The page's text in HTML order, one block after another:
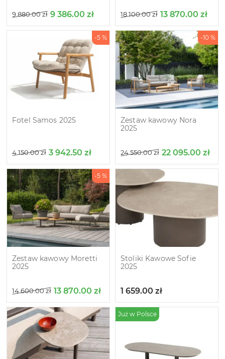
9 880.00zł 9 386.00 zł 18 100.00zł 13 870.00 zł
-5 %
Fotel Samos 2025
4 150.00zł 3 942.50 zł
-10 %
Zestaw kawowy Nora
2025
24 550.00zł 22 095.00 zł
-5 %
Zestaw kawowy Moretti
2025
14 600.00zł 13 870.00 zł
Stoliki Kawowe Sofie
2025
1 659.00 zł
Już w Polsce